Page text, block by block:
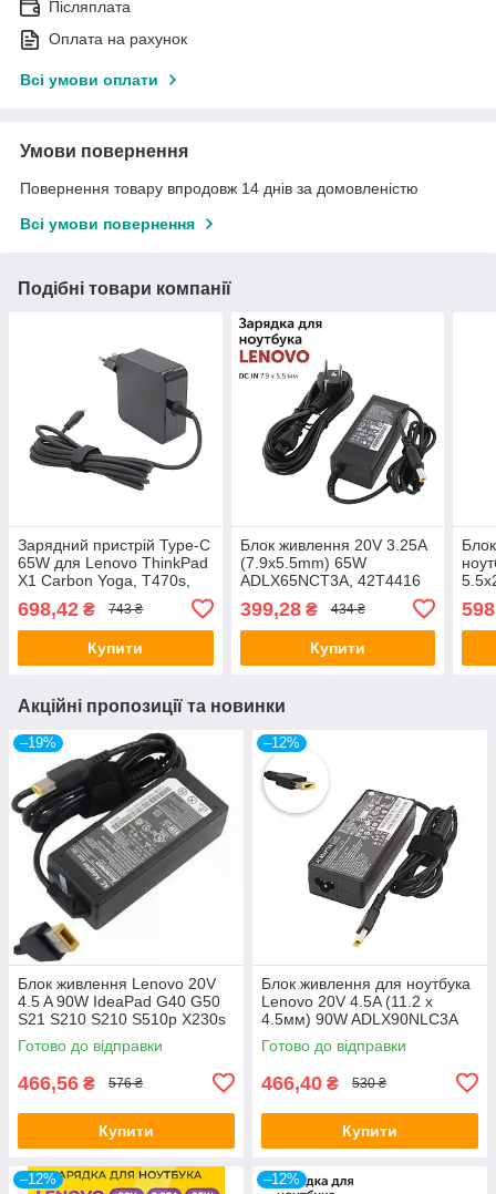
Післяплата
Оплата на рахунок
Всі умови оплати
Умови повернення
Повернення товару впродовж 14 днів за домовленістю
Всі умови повернення
Подібні товари компанії
Зарядний пристрій Type-C
65W для Lenovo ThinkPad
X1 Carbon Yoga, T470s,
T480s, T490, T570, T580,
E490s, E580
698,42 ₴ 743 ₴
Купити
Блок живлення 20V 3.25A
(7.9x5.5mm) 65W
ADLX65NCT3A, 42T4416
для Lenovo ThinkPad X230
X220 T420 T430s T420s
399,28₴ 434 ₴
Купити
Акційні пропозиції та новинки
–19%
Блок живлення Lenovo 20V
4.5 A 90W IdeaPad G40 G50
S21 S210 S210 S510p X230s
X240 X240s T540p W540
Yoga 11 13
Готово до відправки
466,56 ₴ 576 ₴
Купити
–12%
Блок живлення для ноутбука
Lenovo 20V 4.5A (11.2 x
4.5мм) 90W ADLX90NLC3A
ThinkPad L440, L540, W540,
X240, T440
Готово до відправки
466,40 ₴ 530 ₴
Купити
–12% –12%